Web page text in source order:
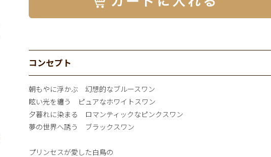
コンセプト
朝もやに浮かぶ 幻想的なブルースワン
眩い光を纏う ピュアなホワイトスワン
夕暮れに染まる ロマンティックなピンクスワン
夢の世界へ誘う ブラックスワン
プリンセスが愛した白鳥の